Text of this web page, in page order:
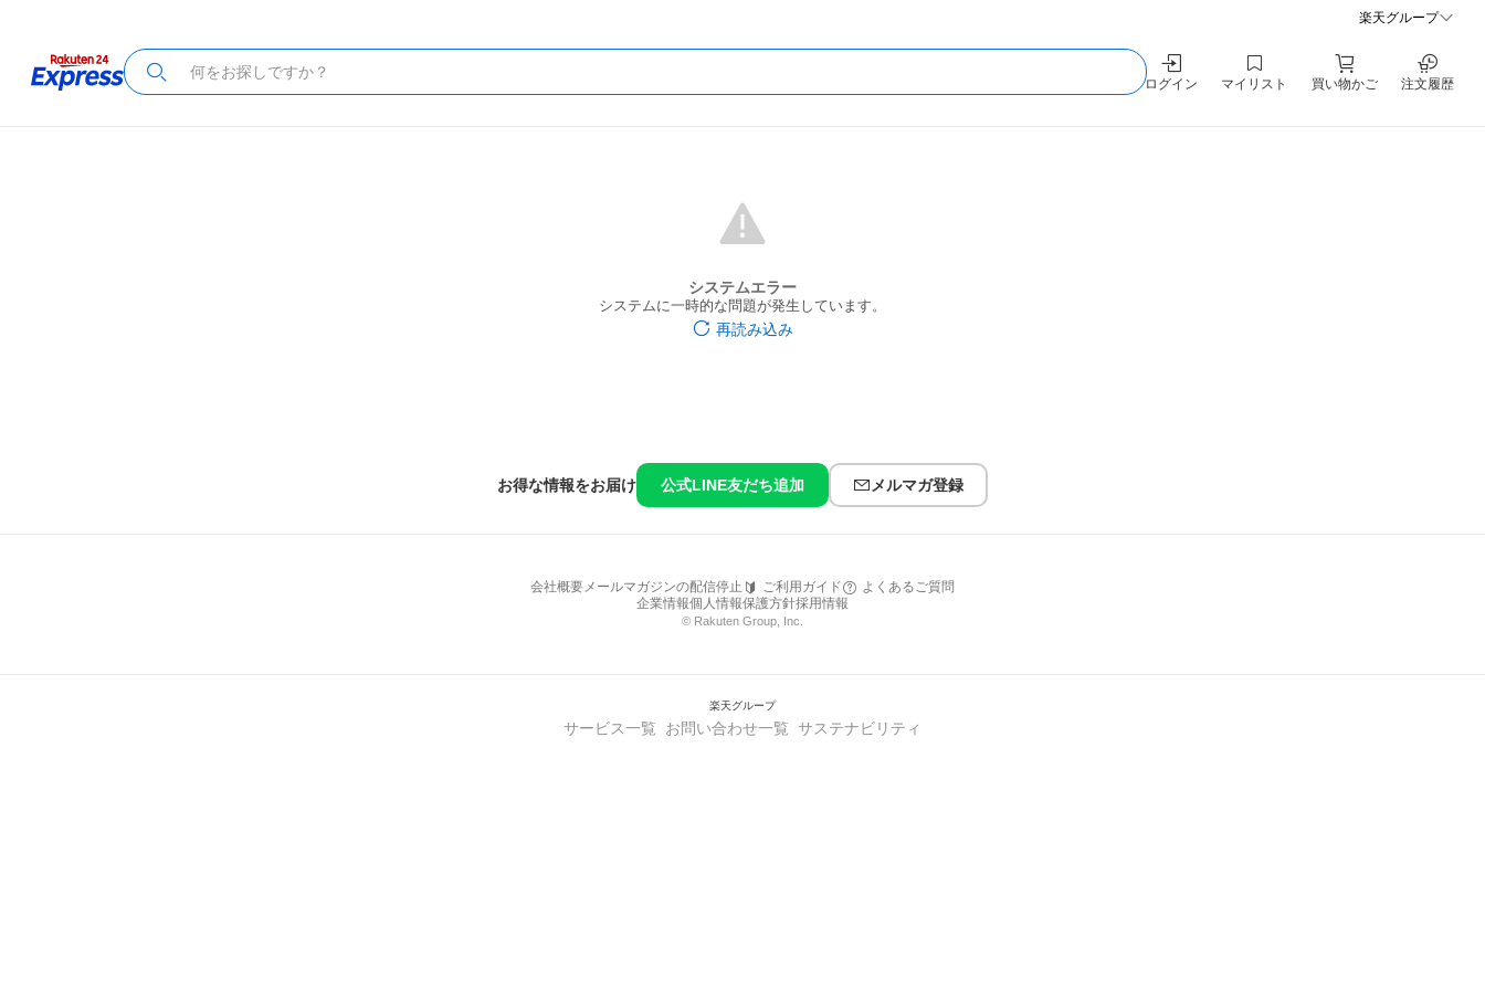
楽天グループ
ログイン マイリスト 買い物かご 注文履歴
システムエラー
システムに一時的な問題が発生しています。
再読み込み
お得な情報をお届け 公式LINE友だち追加 メルマガ登録
会社概要メールマガジンの配信停止 ご利用ガイド
よくあるご質問
企業情報個人情報保護方針採用情報
© Rakuten Group, Inc.
楽天グループ
サービス一覧 お問い合わせ一覧 サステナビリティ